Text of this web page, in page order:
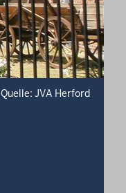
Quelle: JVA Herford